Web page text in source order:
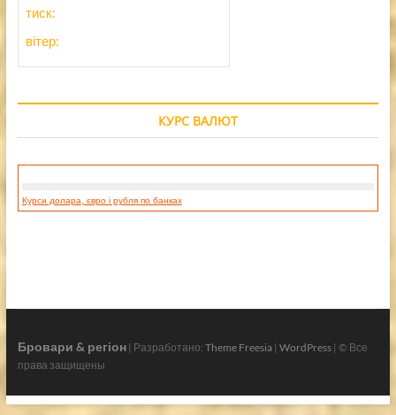
тиск:
вітер:
КУРС ВАЛЮТ
Курси долара, євро і рубля по банках
Бровари & регіон| Разработано: Theme Freesia| WordPress| © Все
права защищены